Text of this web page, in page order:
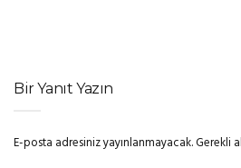
Bir Yanıt Yazın
E-posta adresiniz yayınlanmayacak.Gerekli